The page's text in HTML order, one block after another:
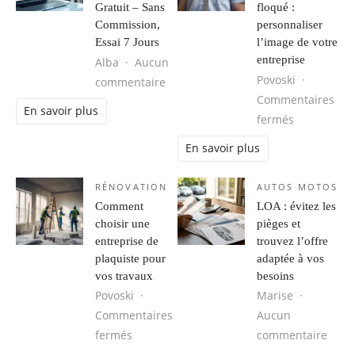
Gratuit – Sans
Commission,
Essai 7 Jours
Alba
Aucun
commentaire sur Création de Site Internet VTC
En savoir plus
floqué :
personnaliser
l’image de votre
entreprise
Povoski
Commentaires
fermés
En savoir plus
RÉNOVATION
Comment
choisir une
entreprise de
plaquiste pour
vos travaux
Povoski
Commentaires
fermés sur Comment choisir une entreprise de
AUTOS MOTOS
LOA : évitez les
pièges et
trouvez l’offre
adaptée à vos
besoins
Marise
Aucun
commentaire